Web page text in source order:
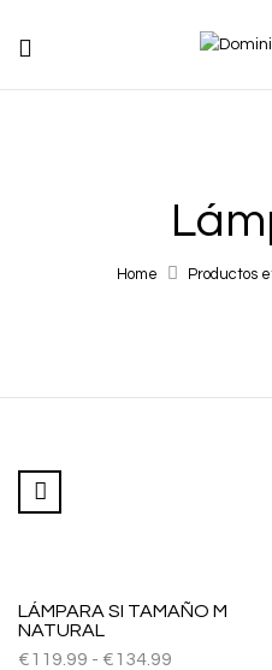
Home Productos
LÁMPARA SI TAMAÑO M
NATURAL
€119.99 - €134.99